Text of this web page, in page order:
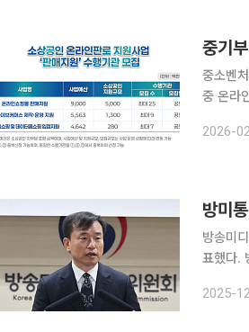
중기
중소벤
중 온라
춤형 지
2026-
방미
방송미
표했다.
매년 실
2025-